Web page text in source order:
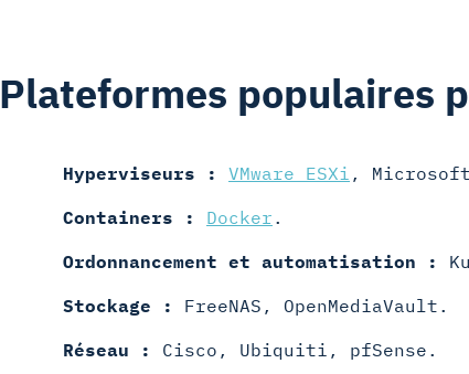
Plateformes populaires
Hyperviseurs : VMware ESXi ,
Containers :
Docker .
Ordonnancement et automatisation :
Stockage :
FreeNAS, OpenMediaVault.
Réseau :
Cisco, Ubiquiti, pfSense.